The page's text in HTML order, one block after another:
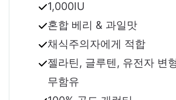
1,000IU
혼합 베리 & 과일맛
채식주의자에게 적합
젤라틴, 글루텐, 유전자 변
무함유